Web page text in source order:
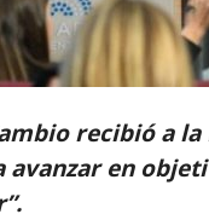
recibió a la
en